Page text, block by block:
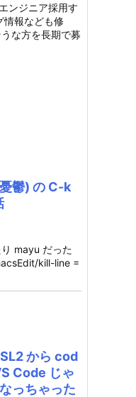
ンジニア採用す
情報なども修
な方を長期で募
鬱) の C-k
mayu だった
kill-line =
から cod
Code じゃ
っちゃった